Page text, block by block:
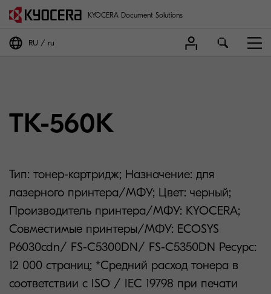
KYOCERA Document Solutions
RU ru
TK-560K
Тип: тонер-картридж; Назначение: для
лазерного принтера/МФУ; Цвет: черный;
Производитель принтера/МФУ: KYOCERA;
Совместимые принтеры/МФУ: ECOSYS
P6030cdn/ FS-C5300DN/ FS-C5350DN Ресурс:
12 000 страниц; *Средний расход тонера в
соответствии с ISO / IEC 19798 при печати